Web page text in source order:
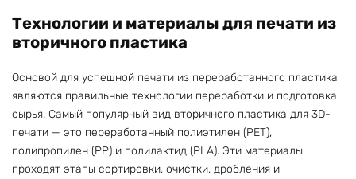
Технологии и материалы для печати из
вторичного пластика
Основой для успешной печати из переработанного пластика
являются правильные технологии переработки и подготовка
сырья. Самый популярный вид вторичного пластика для 3D-
печати — это переработанный полиэтилен (PET),
полипропилен (PP) и полилактид (PLA). Эти материалы
проходят этапы сортировки, очистки, дробления и